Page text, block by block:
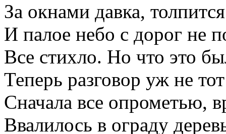
За окнами давка,
И палое небо с дорог не
Bсе стихло. Но что это
Теперь разговор уж не
Сначала все опрометью,
Ввалилось в ограду